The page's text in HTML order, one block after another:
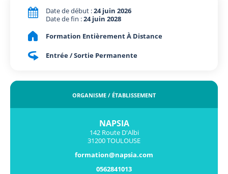
Date de début :24 juin 2026
Date de fin :24 juin 2028
Formation Entièrement À Distance
Entrée / Sortie Permanente
ORGANISME / ÉTABLISSEMENT
NAPSIA
142 Route D'Albi
31200 TOULOUSE
formation@napsia.com
0562841013